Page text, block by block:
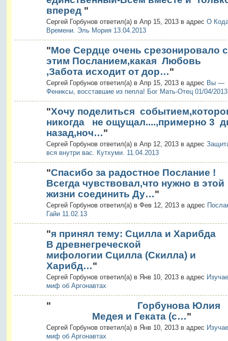
вперед "
Сергей Горбунов ответил(а) в Апр 15, 2013 в адрес О
Времени. Эль Мория 13.04.2013
"Мое Сердце очень срезонировало с
этим Посланием,какая Любовь
,Забота исходит от дор…"
Сергей Горбунов ответил(а) в Апр 15, 2013 в адрес Вы —
Фениксы, восставшие из пепла! Бог Мать-Отец 01/04/2013
"Хочу поделиться
никогда не ощущал....,примерно 3
назад,ноч…"
Сергей Горбунов ответил(а) в Апр 12, 2013 в адрес
вся внутри вас. Кутхуми. 11.04.2013
"Спасибо за радостное Послание !
Всегда чувствовал,что нужно в этой
жизни соединить Ду…"
Сергей Горбунов ответил(а) в Фев 12, 2013 в адрес
Гайи 11.02.13
"я принял тему: Сцилла и Харибда
В древнегреческой
мифологии Сцилла (Скилла) и
Харибд…"
Сергей Горбунов ответил(а) в Янв 10, 2013 в адрес
миф об Аргонавтах
" Горбунова Юлия
Медея и Геката (с…"
Сергей Горбунов ответил(а) в Янв 10, 2013 в адрес
миф об Аргонавтах